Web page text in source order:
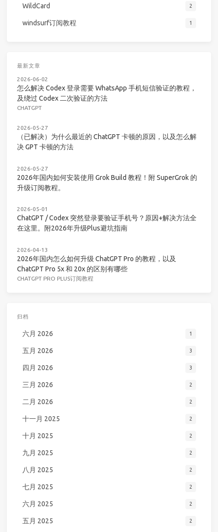
WildCard 2
windsurf订阅教程 1
最新文章
2026-06-02
怎么解决 Codex 登录需要 WhatsApp 手机短信验证的教程，
及绕过 Codex 二次验证的方法
CHATGPT
2026-05-27
（已解决）为什么最近的 ChatGPT 卡顿的原因，以及怎么解
决 GPT 卡顿的方法
2026-05-27
2026年国内如何安装使用 Grok Build 教程！附 SuperGrok 的
升级订阅教程。
2026-05-01
ChatGPT / Codex 突然登录要验证手机号？原因+解决方法全
在这里。附2026年升级Plus避坑指南
2026-04-13
2026年国内怎么如何升级 ChatGPT Pro 的教程，以及
ChatGPT Pro 5x 和 20x 的区别有哪些
CHATGPT PRO PLUS订阅教程
归档
六月 2026 1
五月 2026 3
四月 2026 3
三月 2026 2
二月 2026 2
十一月 2025 2
十月 2025 2
九月 2025 2
八月 2025 2
七月 2025 2
六月 2025 2
五月 2025 2